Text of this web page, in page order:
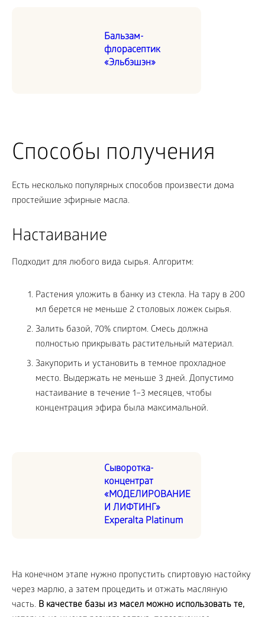
Бальзам-
флорасептик
«Эльбэшэн»
Способы получения
Есть несколько популярных способов произвести дома
простейшие эфирные масла.
Настаивание
Подходит для любого вида сырья. Алгоритм:
Растения уложить в банку из стекла. На тару в 200
мл берется не меньше 2 столовых ложек сырья.
Залить базой, 70% спиртом. Смесь должна
полностью прикрывать растительный материал.
Закупорить и установить в темное прохладное
место. Выдержать не меньше 3 дней. Допустимо
настаивание в течение 1–3 месяцев, чтобы
концентрация эфира была максимальной.
Сыворотка-
концентрат
«МОДЕЛИРОВАНИЕ
И ЛИФТИНГ»
Experalta Platinum
На конечном этапе нужно пропустить спиртовую настойку
через марлю, а затем процедить и отжать масляную
часть. В качестве базы из масел можно использовать те,